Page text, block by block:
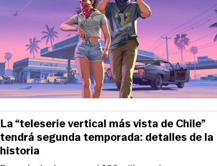
La “teleserie vertical más vista de Chile”
tendrá segunda temporada: detalles de la
historia